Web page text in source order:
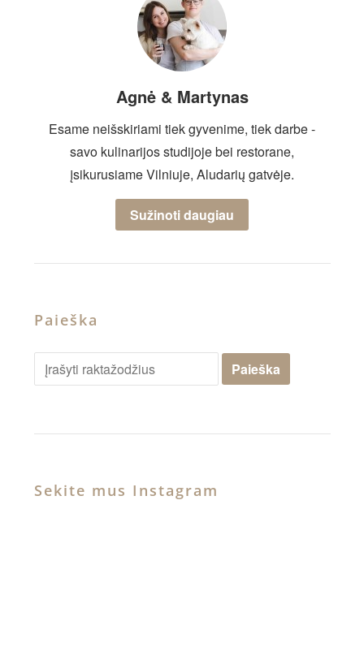
Agnė & Martynas
Esame neišskiriami tiek gyvenime, tiek darbe -
savo kulinarijos studijoje bei restorane,
įsikurusiame Vilniuje, Aludarių gatvėje.
Sužinoti daugiau
Paieška
Sekite mus Instagram